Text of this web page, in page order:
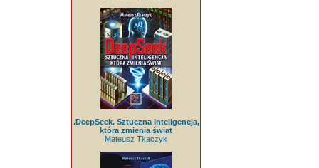
.DeepSeek. Sztuczna Inteligencja,
która zmienia świat
Mateusz Tkaczyk